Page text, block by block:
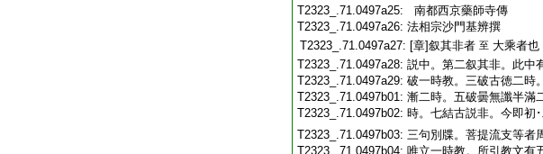
T2323_.71.0497a25:
南都西京藥師寺傳
T2323_.71.0497a26: 法相宗沙門基辨撰
T2323_.71.0497a27: [章]叙其非者 至 大乘者
T2323_.71.0497a28: 説中。第二叙其非。此中
T2323_.71.0497a29: 破一時教。三破古徳二時
T2323_.71.0497b01: 漸二時。五破曇無讖半滿
T2323_.71.0497b02: 時。七結古説非。今即
T2323_.71.0497b03: 三句別牒。菩提流支等者
T2323_.71.0497b04: 唯立一時教。所引教文有